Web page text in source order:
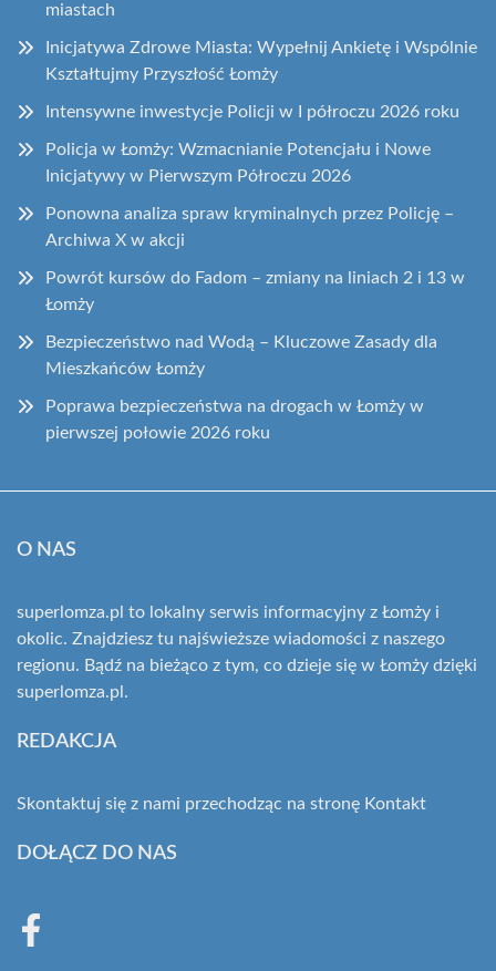
miastach
Inicjatywa Zdrowe Miasta: Wypełnij Ankietę i Wspólnie
Kształtujmy Przyszłość Łomży
Intensywne inwestycje Policji w I półroczu 2026 roku
Policja w Łomży: Wzmacnianie Potencjału i Nowe
Inicjatywy w Pierwszym Półroczu 2026
Ponowna analiza spraw kryminalnych przez Policję –
Archiwa X w akcji
Powrót kursów do Fadom – zmiany na liniach 2 i 13 w
Łomży
Bezpieczeństwo nad Wodą – Kluczowe Zasady dla
Mieszkańców Łomży
Poprawa bezpieczeństwa na drogach w Łomży w
pierwszej połowie 2026 roku
O NAS
superlomza.pl to lokalny serwis informacyjny z Łomży i
okolic. Znajdziesz tu najświeższe wiadomości z naszego
regionu. Bądź na bieżąco z tym, co dzieje się w Łomży dzięki
superlomza.pl.
REDAKCJA
Skontaktuj się z nami przechodząc na stronę Kontakt
DOŁĄCZ DO NAS